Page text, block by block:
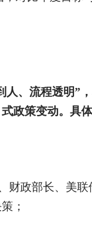
人、流程透明”
政策变动。具
财政部长、美
；